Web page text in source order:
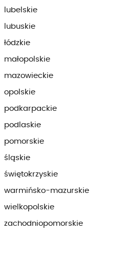
lubelskie
lubuskie
łódzkie
małopolskie
mazowieckie
opolskie
podkarpackie
podlaskie
pomorskie
śląskie
świętokrzyskie
warmińsko-mazurskie
wielkopolskie
zachodniopomorskie